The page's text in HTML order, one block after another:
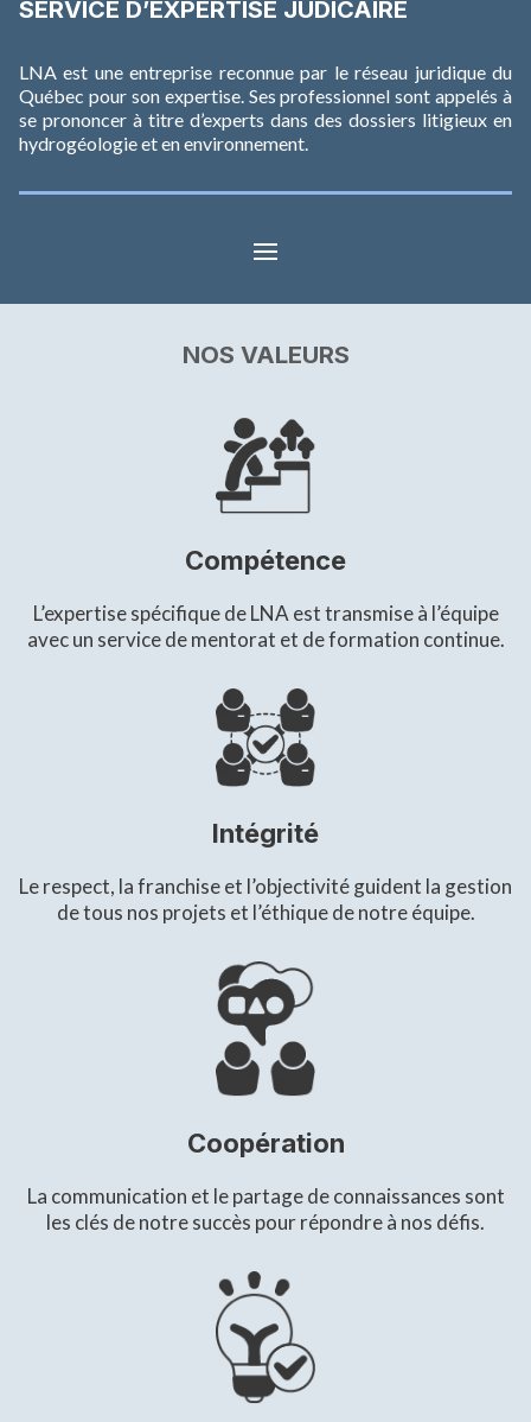
SERVICE D’EXPERTISE JUDICAIRE
LNA est une entreprise reconnue par le réseau juridique du
Québec pour son expertise. Ses professionnel sont appelés à
se prononcer à titre d’experts dans des dossiers litigieux en
hydrogéologie et en environnement.
NOS VALEURS
Compétence
L’expertise spécifique de LNA est transmise à l’équipe
avec un service de mentorat et de formation continue.
Intégrité
Le respect, la franchise et l’objectivité guident la gestion
de tous nos projets et l’éthique de notre équipe.
Coopération
La communication et le partage de connaissances sont
les clés de notre succès pour répondre à nos défis.